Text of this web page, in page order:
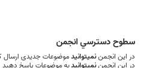
سطوح دسترسي انجمن
در این انجمننمیتوانیدموضوعات جدیدی ارسال
در این انجمننمیتوانیدبه موضوعات پاسخ دهید